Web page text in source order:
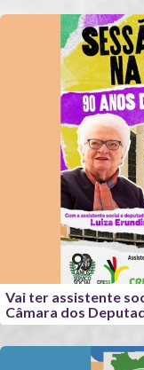
Vai ter assistente
Câmara dos